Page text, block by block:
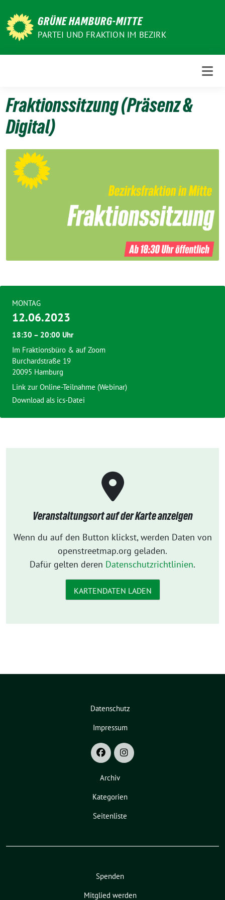
zum
Inhalt
GRÜNE HAMBURG-MITTE
PARTEI UND FRAKTION IM BEZIRK
Fraktionssitzung (Präsenz &
Digital)
MONTAG
12.06.2023
18:30 – 20:00 Uhr
Im Fraktionsbüro & auf Zoom
Burchardstraße 19
20095 Hamburg
Link zur Online-Teilnahme (Webinar)
Download als ics-Datei
Veranstaltungsort auf der Karte anzeigen
Wenn du auf den Button klickst, werden Daten von
openstreetmap.org geladen.
Dafür gelten deren Datenschutzrichtlinien.
KARTENDATEN LADEN
Datenschutz
Impressum
Archiv
Kategorien
Seitenliste
Spenden
Mitglied werden